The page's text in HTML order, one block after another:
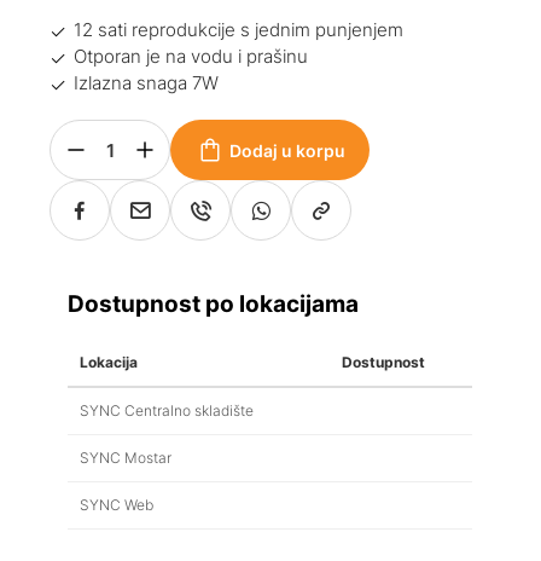
12 sati reprodukcije s jednim punjenjem
Otporan je na vodu i prašinu
Izlazna snaga 7W
Dodaj u korpu
Dostupnost po lokacijama
Lokacija Dostupnost
SYNC Centralno skladište
SYNC Mostar
SYNC Web